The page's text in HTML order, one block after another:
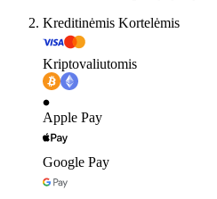
Kreditinėmis Kortelėmis
Kriptovaliutomis
Apple Pay
Google Pay